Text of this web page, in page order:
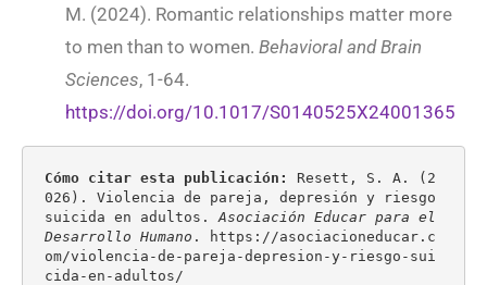
M. (2024). Romantic relationships matter more
to men than to women. Behavioral and Brain
Sciences, 1-64.
https://doi.org/10.1017/S0140525X24001365
Cómo citar esta publicación:
Resett, S. A. (2
026). Violencia de pareja, depresión y riesgo
suicida en adultos. Asociación Educar para el
Desarrollo Humano . https://asociacioneducar.c
om/violencia-de-pareja-depresion-y-riesgo-sui
cida-en-adultos/